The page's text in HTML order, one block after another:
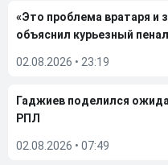
«Это проблема вратаря и
объяснил курьезный
02.08.2026 • 23:19
Гаджиев поделился
РПЛ
02.08.2026 • 07:49